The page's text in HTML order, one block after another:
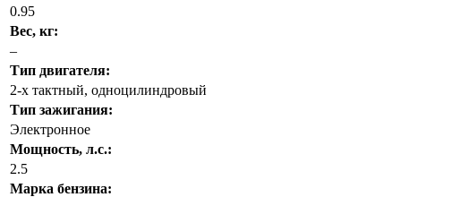
0.95
Вес, кг:
–
Тип двигателя:
2-x тактный, одноцилиндровый
Тип зажигания:
Электронное
Мощность, л.с.:
2.5
Марка бензина: